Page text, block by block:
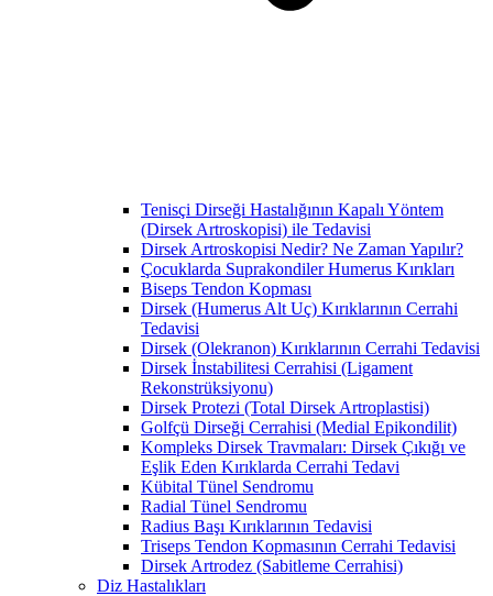
Tenisçi Dirseği Hastalığının Kapalı Yöntem
(Dirsek Artroskopisi) ile Tedavisi
Dirsek Artroskopisi Nedir? Ne Zaman Yapılır?
Çocuklarda Suprakondiler Humerus Kırıkları
Biseps Tendon Kopması
Dirsek (Humerus Alt Uç) Kırıklarının Cerrahi
Tedavisi
Dirsek (Olekranon) Kırıklarının Cerrahi Tedavisi
Dirsek İnstabilitesi Cerrahisi (Ligament
Rekonstrüksiyonu)
Dirsek Protezi (Total Dirsek Artroplastisi)
Golfçü Dirseği Cerrahisi (Medial Epikondilit)
Kompleks Dirsek Travmaları: Dirsek Çıkığı ve
Eşlik Eden Kırıklarda Cerrahi Tedavi
Kübital Tünel Sendromu
Radial Tünel Sendromu
Radius Başı Kırıklarının Tedavisi
Triseps Tendon Kopmasının Cerrahi Tedavisi
Dirsek Artrodez (Sabitleme Cerrahisi)
Diz Hastalıkları